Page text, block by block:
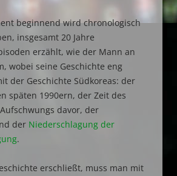
beginnend wird chronologisch
insgesamt 20 Jahre
erzählt, wie der Mann an
wobei seine Geschichte eng
der Geschichte Südkoreas: der
späten 1990ern, der Zeit des
davor, der
der Niederschlagung der
.
erschließt, muss man mit